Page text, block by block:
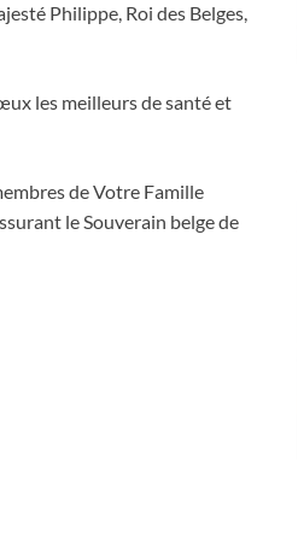
Philippe, Roi des Belges,
les meilleurs de santé et
de Votre Famille
le Souverain belge de